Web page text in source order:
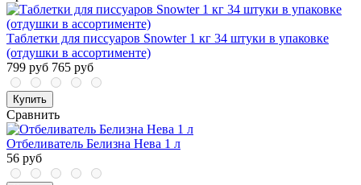
Таблетки для писсуаров Snowter 1 кг 34 штуки в упаковке
(отдушки в ассортименте)
799 руб 765 руб
Купить
Сравнить
Отбеливатель Белизна Нева 1 л
56 руб